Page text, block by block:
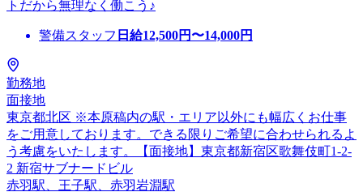
トだから無理なく働こう♪
警備スタッフ 日給12,500円〜14,000円
勤務地
面接地
東京都北区 ※本原稿内の駅・エリア以外にも幅広くお仕事
をご用意しております。できる限りご希望に合わせられるよ
う考慮をいたします。【面接地】東京都新宿区歌舞伎町1-2-
2 新宿サブナードビル
赤羽駅、王子駅、赤羽岩淵駅